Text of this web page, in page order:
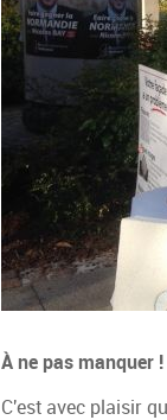
À ne pas manquer !
C'est avec plaisir